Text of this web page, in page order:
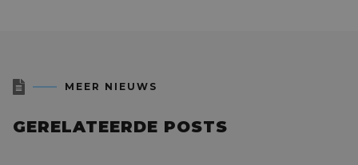
 MEER NIEUWS
GERELATEERDE POSTS